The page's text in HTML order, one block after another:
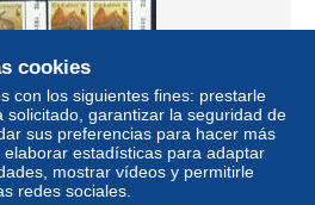
Artifacts, COMPLETE UM/NH
CONTROL NUMBERS. #S263
cookies
con los siguientes fines: prestarle
solicitado, garantizar la seguridad de
sus preferencias para hacer más
estadísticas para adaptar
mostrar vídeos y permitirle
redes sociales.